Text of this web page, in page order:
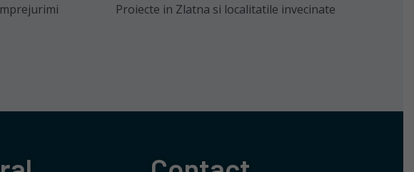
Proiecte in Zlatna si localitatile invecinate